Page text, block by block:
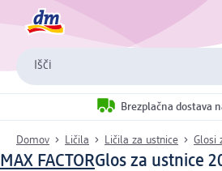
Išči
Brezplačna dostava
Domov Ličila Ličila za ustnice Glosi
MAX FACTORGlos za ustnice